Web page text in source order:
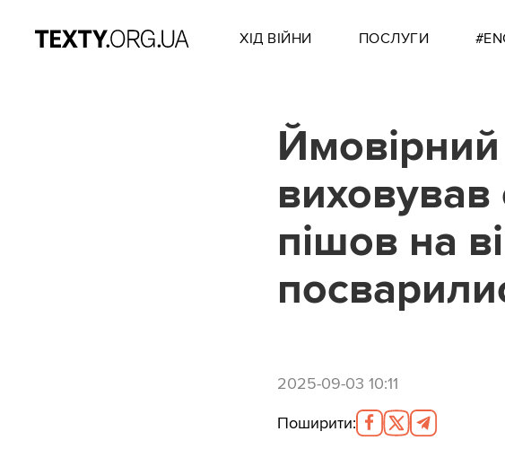
ХІД ВІЙНИ ПОСЛУГИ
виховував
пішов на
2025-09-03 10:11
Поширити: